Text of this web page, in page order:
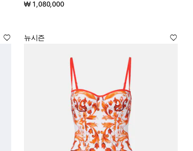
₩ 1,080,000original price
뉴시즌